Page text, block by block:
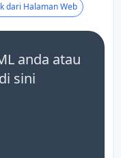
dari Halaman Web
anda atau
sini